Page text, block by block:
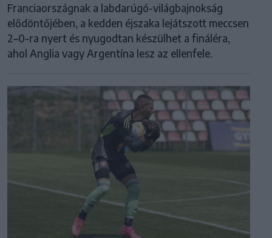
Franciaországnak a labdarúgó-világbajnokság
elődöntőjében, a kedden éjszaka lejátszott meccsen
2–0-ra nyert és nyugodtan készülhet a fináléra,
ahol Anglia vagy Argentína lesz az ellenfele.